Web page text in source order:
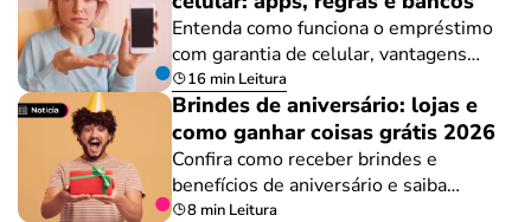
Entenda como funciona o empréstimo
com garantia de celular, vantagens…
16 min Leitura
Brindes de aniversário: lojas e
como ganhar coisas grátis 2026
Confira como receber brindes e
benefícios de aniversário e saiba…
8 min Leitura